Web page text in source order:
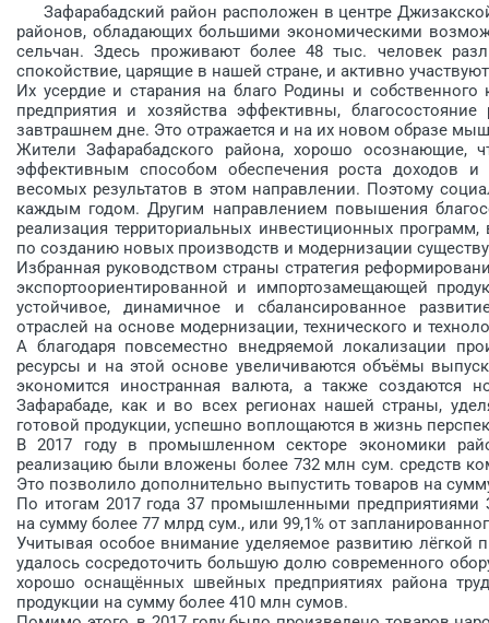
Зафарабадский район расположен в центре
районов, обладающих большими экономическими
сельчан. Здесь проживают более 48 тыс. человек
спокойствие, царящие в нашей стране, и активно
Их усердие и старания на благо Родины и
предприятия и хозяйства эффективны,
завтрашнем дне. Это отражается и на их новом образе
Жители Зафарабадского района, хорошо осознающие,
эффективным способом обеспечения роста доходов и
весомых результатов в этом направлении. Поэтому
каждым годом. Другим направлением повышения
реализация территориальных инвестиционных
по созданию новых производств и модернизации
Избранная руководством страны стратегия
экспортоориентированной и импортозамещающей
устойчивое, динамичное и сбалансированное
отраслей на основе модернизации, технического и
А благодаря повсеместно внедряемой локализации
ресурсы и на этой основе увеличиваются объёмы
экономится иностранная валюта, а также создаются
Зафарабаде, как и во всех регионах нашей страны,
готовой продукции, успешно воплощаются в жизнь
В 2017 году в промышленном секторе экономики
реализацию были вложены более 732 млн сум. средств
Это позволило дополнительно выпустить товаров на
По итогам 2017 года 37 промышленными предприятиями
на сумму более 77 млрд сум., или 99,1% от
Учитывая особое внимание уделяемое развитию лёгкой
удалось сосредоточить большую долю современного
хорошо оснащённых швейных предприятиях района
продукции на сумму более 410 млн сумов.